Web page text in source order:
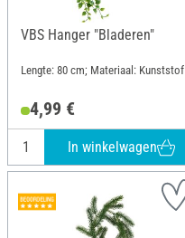
VBS Hanger "Bladeren"
Lengte: 80 cm; Materiaal: Kunststof
4,99 €
In winkelwagen